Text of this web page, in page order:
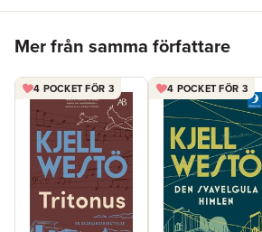
tornar upp sig. Kjell Westö har skrivit en
kärleksroman om en tid, inte olik vår, där
relationer: allt är osäkert, allt är skört i
Mer från samma författare
4 POCKET FÖR 3 4 POCKET FÖR 3